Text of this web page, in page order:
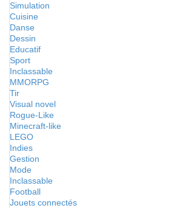
Simulation
Cuisine
Danse
Dessin
Educatif
Sport
Inclassable
MMORPG
Tir
Visual novel
Rogue-Like
Minecraft-like
LEGO
Indies
Gestion
Mode
Inclassable
Football
Jouets connectés